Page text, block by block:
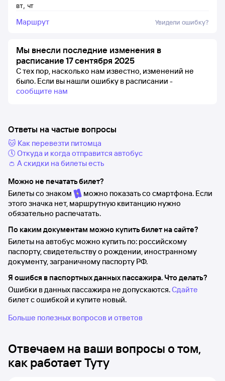
вт, чт
Маршрут Увидели ошибку?
Мы внесли последние изменения в
расписание 17 сентября 2025
С тех пор, насколько нам известно, изменений не
было. Если вы нашли ошибку в расписании -
сообщите нам
Ответы на частые вопросы
🐱 Как перевезти питомца
🕔 Откуда и когда отправится автобус
👛 А скидки на билеты есть
Можно не печатать билет?
Билеты со знаком
можно показать со смартфона. Если
этого значка нет, маршрутную квитанцию нужно
обязательно распечатать.
По каким документам можно купить билет на сайте?
Билеты на автобус можно купить по: российскому
паспорту, свидетельству о рождении, иностранному
документу, заграничному паспорту РФ.
Я ошибся в паспортных данных пассажира. Что делать?
Ошибки в данных пассажира не допускаются.Сдайте
билет с ошибкой и купите новый.
Больше полезных вопросов и ответов
Отвечаем на ваши вопросы о том,
как работает Туту